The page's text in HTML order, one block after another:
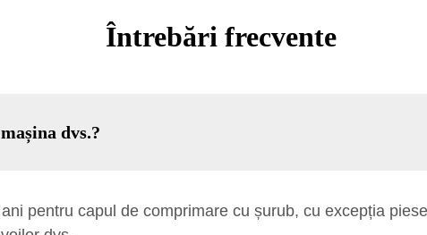
Întrebări frecvente
dvs.?
pentru capul de comprimare cu șurub, cu excepția